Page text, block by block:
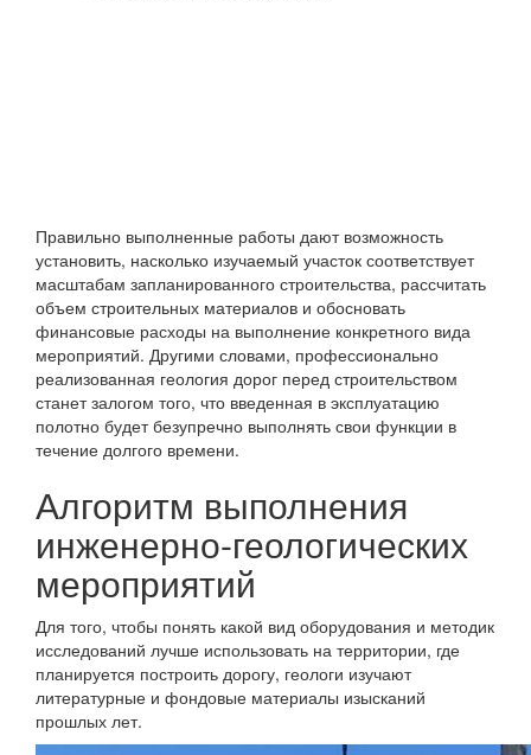
Правильно выполненные работы дают возможность
установить, насколько изучаемый участок соответствует
масштабам запланированного строительства, рассчитать
объем строительных материалов и обосновать
финансовые расходы на выполнение конкретного вида
мероприятий. Другими словами, профессионально
реализованная геология дорог перед строительством
станет залогом того, что введенная в эксплуатацию
полотно будет безупречно выполнять свои функции в
течение долгого времени.
Алгоритм выполнения
инженерно-геологических
мероприятий
Для того, чтобы понять какой вид оборудования и методик
исследований лучше использовать на территории, где
планируется построить дорогу, геологи изучают
литературные и фондовые материалы изысканий
прошлых лет.